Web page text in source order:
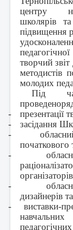
центру
школярів
підвищення
творчий звіт
методистів
молодих
Під
проведено
-
презентації
-
засідання
-
початкового
-
-
дизайнерів
-
виставки-